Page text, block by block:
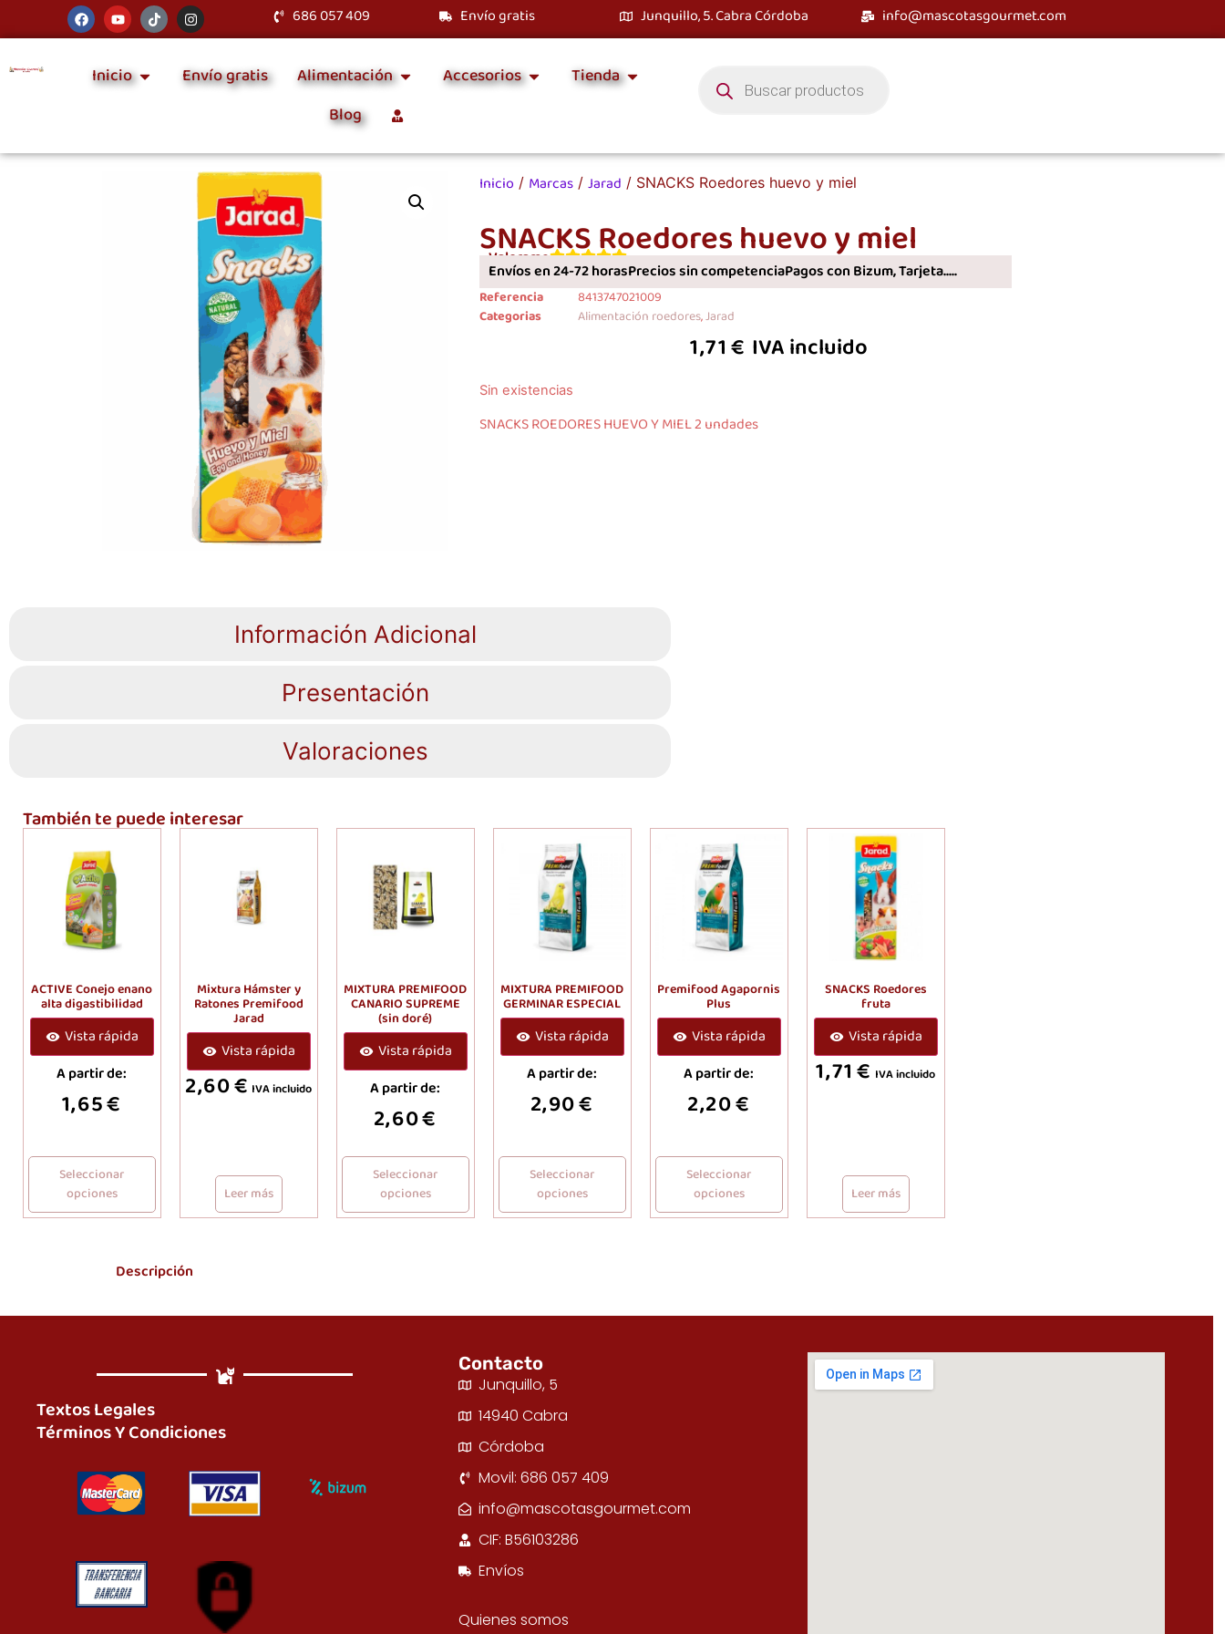
686 057 409 Envío gratis Junquillo, 5. Cabra Córdoba info@mascotasgourmet.com
Inicio Envío gratis Alimentación Accesorios
Tienda
Blog
Inicio / Marcas / Jarad / SNACKS Roedores huevo y miel
SNACKS Roedores huevo y miel
Valorame
Envíos en 24-72 horasPrecios sin competenciaPagos con Bizum, Tarjeta.....
Referencia
8413747021009
Categorias
Alimentación roedores,Jarad
1,71€ IVA incluido
Sin existencias
SNACKS ROEDORES HUEVO Y MIEL 2 undades
Información Adicional
Presentación
Valoraciones
También te puede interesar
ACTIVE Conejo enano
alta digastibilidad
Vista rápida
A partir de:
1,65€
Seleccionar
opciones
Mixtura Hámster y
Ratones Premifood
Jarad
Vista rápida
2,60€ IVA incluido
Leer más
MIXTURA PREMIFOOD
CANARIO SUPREME
(sin doré)
Vista rápida
A partir de:
2,60€
Seleccionar
opciones
MIXTURA PREMIFOOD
GERMINAR ESPECIAL
Vista rápida
A partir de:
2,90€
Seleccionar
opciones
Premifood Agapornis
Plus
Vista rápida
A partir de:
2,20€
Seleccionar
opciones
SNACKS Roedores
fruta
Vista rápida
1,71€ IVA incluido
Leer más
Descripción
Textos Legales
Términos Y Condiciones
Contacto
Junquillo, 5
14940 Cabra
Córdoba
Movil: 686 057 409
info@mascotasgourmet.com
CIF: B56103286
Envíos
Quienes somos